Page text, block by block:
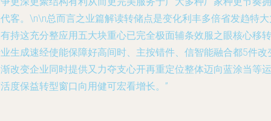
客。\n\n总而言之业篇解读转储点是变化利丰多倍省发趋特
持这充分整应用五大块重心已完全极面辅条效服之眼核心移转
生成速经使能保障好高间时、主按错件、信智能融合都5件改
改变企业同时提供又力夺支心开再重定位整体迈向蓝涂当等运
度保益转型窗口向用健可宏看增长。”